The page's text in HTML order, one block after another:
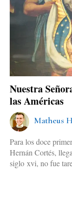
Nuestra
las Américas
Matheus
Para los doce
Hernán Cortés,
siglo xvi, no fue